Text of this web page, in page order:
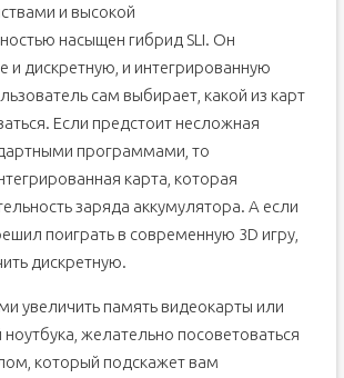
и высокой
насыщен гибрид SLI. Он
и дискретную, и интегрированную
сам выбирает, какой из карт
Если предстоит несложная
программами, то
карта, которая
заряда аккумулятора. А если
поиграть в современную 3D игру,
дискретную.
увеличить память видеокарты или
ноутбука, желательно посоветоваться
который подскажет вам